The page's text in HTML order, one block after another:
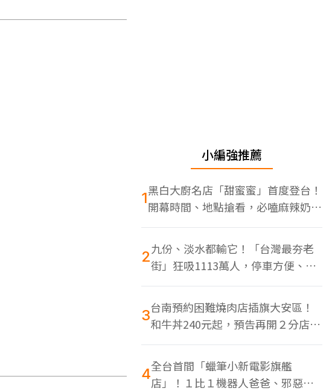
小編強推薦
1黑白大廚名店「甜蜜蜜」首度登台！
開幕時間、地點搶看，必嗑麻辣奶油
蝦
2九份、淡水都輸它！「台灣最夯老
街」狂吸1113萬人，停車方便、特
色美食多
3台南預約困難燒肉店插旗大安區！
和牛丼240元起，預告再開２分店、
地點曝光
4全台首間「蠟筆小新電影旗艦
店」！１比１機器人爸爸、邪惡正